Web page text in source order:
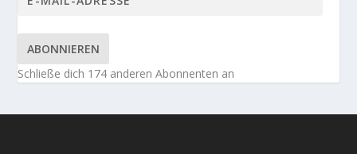
ABONNIEREN
Schließe dich 174 anderen Abonnenten an